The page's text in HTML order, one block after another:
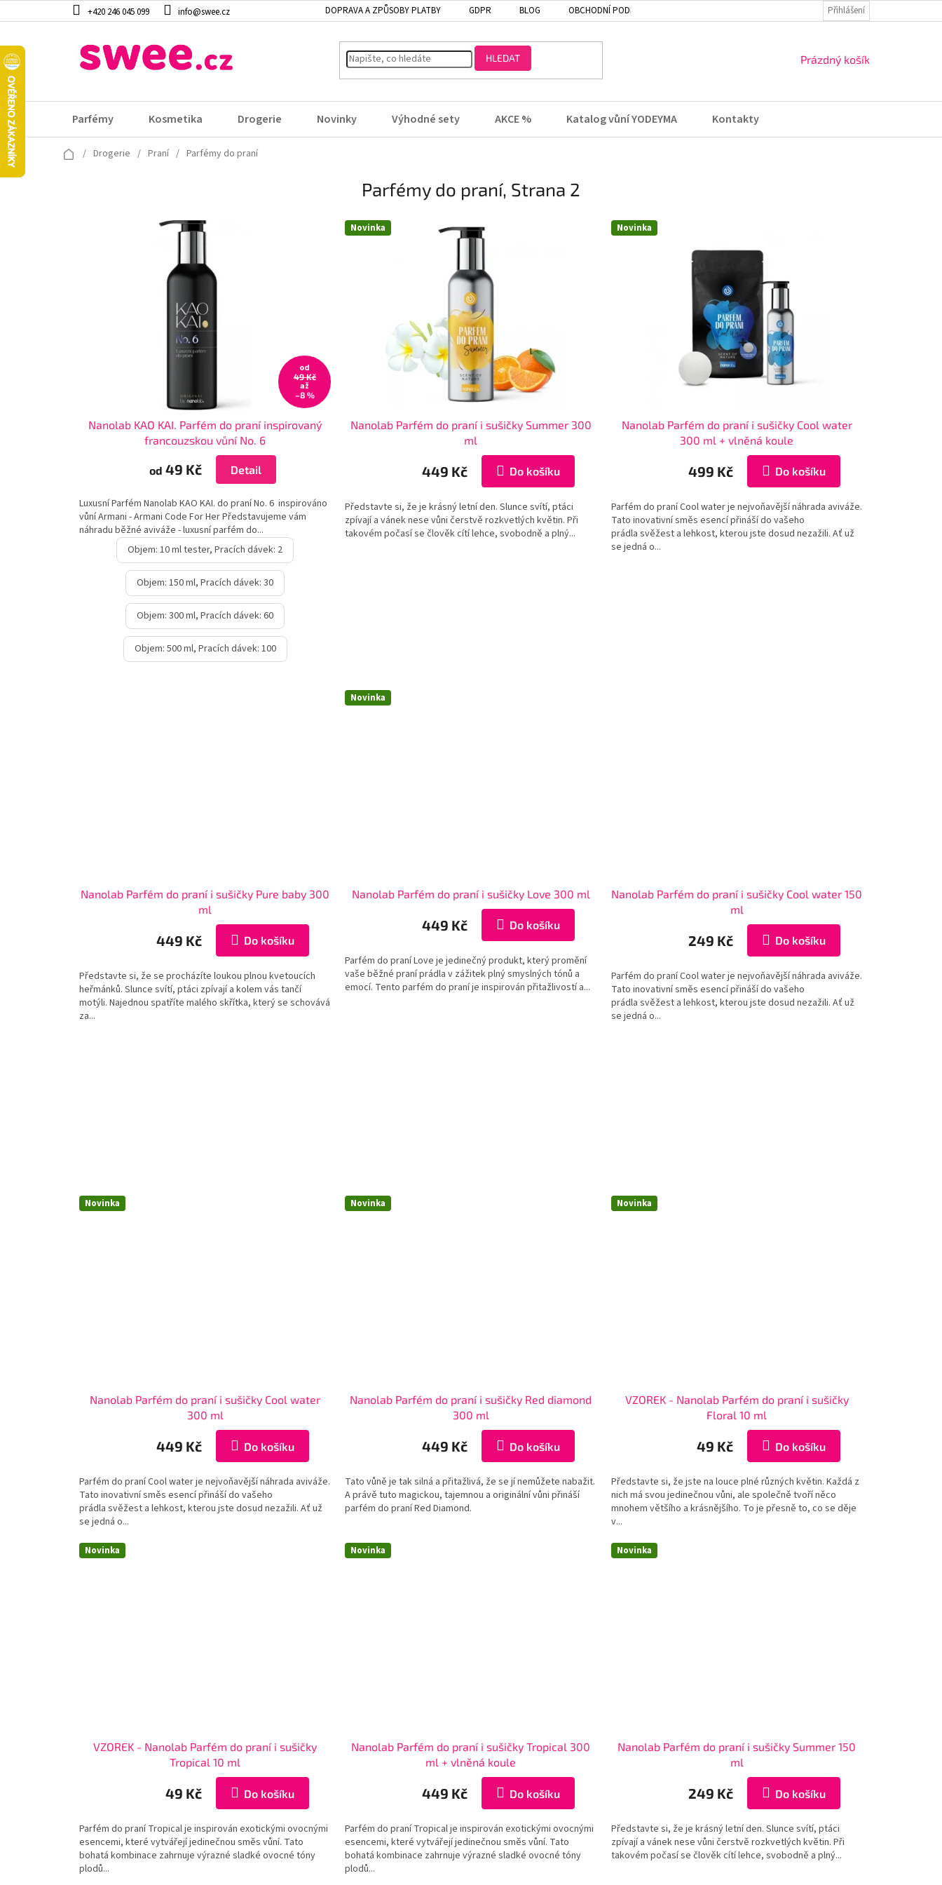
na
+420 246 045 099 info@swee.cz DOPRAVA A ZPŮSOBY PLATBY GDPR BLOG OBCHODNÍ PODMÍNKY Přihlášení
HLEDAT
NÁKUPNÍ
Prázdný košík
Parfémy Kosmetika Drogerie Novinky Výhodné sety AKCE % Katalog vůní YODEYMA Kontakty
Domů
/ Drogerie / Praní / Parfémy do praní
Parfémy do praní, Strana 2
od
49 Kč
až
–8 %
Nanolab KAO KAI. Parfém do praní inspirovaný
francouzskou vůní No. 6
od 49 Kč Detail
Luxusní Parfém Nanolab KAO KAI. do praní No. 6 inspirováno
vůní Armani - Armani Code For Her Představujeme vám
náhradu běžné aviváže - luxusní parfém do...
Objem: 10 ml tester, Pracích dávek: 2
Objem: 150 ml, Pracích dávek: 30
Objem: 300 ml, Pracích dávek: 60
Objem: 500 ml, Pracích dávek: 100
Novinka
Nanolab Parfém do praní i sušičky Summer 300
ml
449 Kč Do košíku
Představte si, že je krásný letní den. Slunce svítí, ptáci
zpívají a vánek nese vůni čerstvě rozkvetlých květin. Při
takovém počasí se člověk cítí lehce, svobodně a plný...
Novinka
Nanolab Parfém do praní i sušičky Cool water
300 ml + vlněná koule
499 Kč Do košíku
Parfém do praní Cool water je nejvoňavější náhrada aviváže.
Tato inovativní směs esencí přináší do vašeho
prádla svěžest a lehkost, kterou jste dosud nezažili. Ať už
se jedná o...
Nanolab Parfém do praní i sušičky Pure baby 300
ml
449 Kč Do košíku
Představte si, že se procházíte loukou plnou kvetoucích
heřmánků. Slunce svítí, ptáci zpívají a kolem vás tančí
motýli. Najednou spatříte malého skřítka, který se schovává
za...
Novinka
Nanolab Parfém do praní i sušičky Love 300 ml
449 Kč Do košíku
Parfém do praní Love je jedinečný produkt, který promění
vaše běžné praní prádla v zážitek plný smyslných tónů a
emocí. Tento parfém do praní je inspirován přitažlivostí a...
Nanolab Parfém do praní i sušičky Cool water 150
ml
249 Kč Do košíku
Parfém do praní Cool water je nejvoňavější náhrada aviváže.
Tato inovativní směs esencí přináší do vašeho
prádla svěžest a lehkost, kterou jste dosud nezažili. Ať už
se jedná o...
Novinka
Nanolab Parfém do praní i sušičky Cool water
300 ml
449 Kč Do košíku
Parfém do praní Cool water je nejvoňavější náhrada aviváže.
Tato inovativní směs esencí přináší do vašeho
prádla svěžest a lehkost, kterou jste dosud nezažili. Ať už
se jedná o...
Novinka
Nanolab Parfém do praní i sušičky Red diamond
300 ml
449 Kč Do košíku
Tato vůně je tak silná a přitažlivá, že se jí nemůžete nabažit.
A právě tuto magickou, tajemnou a originální vůni přináší
parfém do praní Red Diamond.
Novinka
VZOREK - Nanolab Parfém do praní i sušičky
Floral 10 ml
49 Kč Do košíku
Představte si, že jste na louce plné různých květin. Každá z
nich má svou jedinečnou vůni, ale společně tvoří něco
mnohem většího a krásnějšího. To je přesně to, co se děje
v...
Novinka
VZOREK - Nanolab Parfém do praní i sušičky
Tropical 10 ml
49 Kč Do košíku
Parfém do praní Tropical je inspirován exotickými ovocnými
esencemi, které vytvářejí jedinečnou směs vůní. Tato
bohatá kombinace zahrnuje výrazné sladké ovocné tóny
plodů...
Novinka
Nanolab Parfém do praní i sušičky Tropical 300
ml + vlněná koule
449 Kč Do košíku
Parfém do praní Tropical je inspirován exotickými ovocnými
esencemi, které vytvářejí jedinečnou směs vůní. Tato
bohatá kombinace zahrnuje výrazné sladké ovocné tóny
plodů...
Novinka
Nanolab Parfém do praní i sušičky Summer 150
ml
249 Kč Do košíku
Představte si, že je krásný letní den. Slunce svítí, ptáci
zpívají a vánek nese vůni čerstvě rozkvetlých květin. Při
takovém počasí se člověk cítí lehce, svobodně a plný...